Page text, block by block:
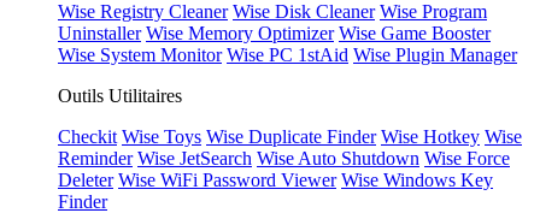
Wise Registry Cleaner Wise Disk Cleaner Wise Program
Uninstaller Wise Memory Optimizer Wise Game Booster
Wise System Monitor Wise PC 1stAid Wise Plugin Manager
Outils Utilitaires
Checkit Wise Toys Wise Duplicate Finder Wise Hotkey Wise
Reminder Wise JetSearch Wise Auto Shutdown Wise Force
Deleter Wise WiFi Password Viewer Wise Windows Key
Finder